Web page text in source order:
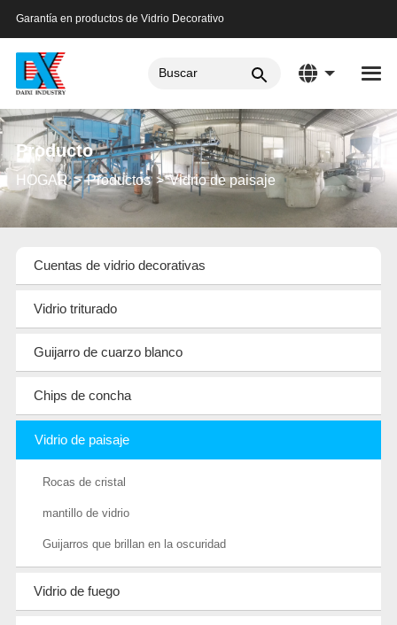
Garantía en productos de Vidrio Decorativo
Producto
HOGAR Productos Vidrio de paisaje
Cuentas de vidrio decorativas
Vidrio triturado
Guijarro de cuarzo blanco
Chips de concha
Vidrio de paisaje
Rocas de cristal
mantillo de vidrio
Guijarros que brillan en la oscuridad
Vidrio de fuego